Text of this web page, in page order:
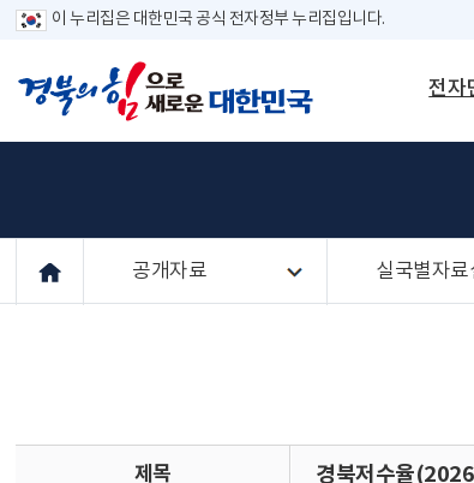
이 누리집은 대한민국 공식 전자정부 누리집입니다.
전자
공개자료 실국별자료
제목 경북저수율